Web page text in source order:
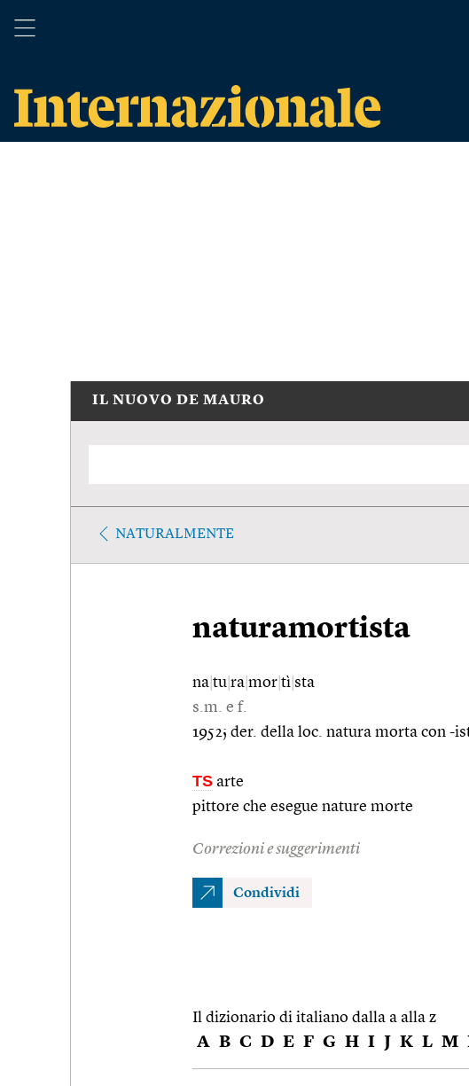
IL NUOVO DE MAURO
NATURALMENTE
naturamortista
na tu ra mor tì sta
s.m. e f.
1952; der. della loc. natura morta con -
TS arte
pittore che esegue nature morte
Correzioni e suggerimenti
Condividi
Il dizionario di italiano dalla a alla z
A B C D E F G H I J K L M